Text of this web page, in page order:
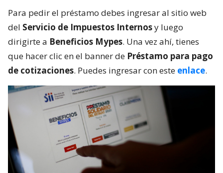
Para pedir el préstamo debes ingresar al sitio web
del Servicio de Impuestos Internosy luego
dirigirte a Beneficios Mypes. Una vez ahí, tienes
que hacer clic en el banner de Préstamo para pago
de cotizaciones. Puedes ingresar con este enlace.